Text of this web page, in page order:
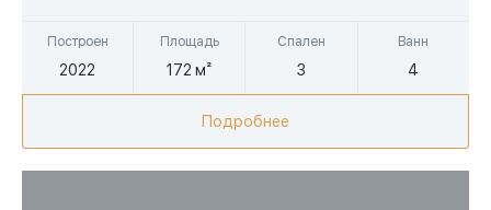
Построен
2022
Площадь
172 м²
Спален
3
Ванн
4
Подробнее